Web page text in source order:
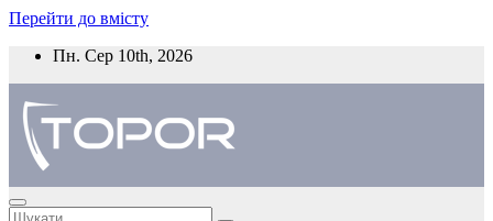
Перейти до вмісту
Пн. Сер 10th, 2026